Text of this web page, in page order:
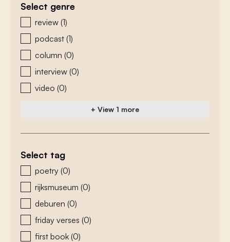
Select genre
zoeken - genre
review (1)
podcast (1)
column (0)
interview (0)
video (0)
+ View 1 more
Select tag
zoeken - tags
poetry (0)
rijksmuseum (0)
deburen (0)
friday verses (0)
first book (0)